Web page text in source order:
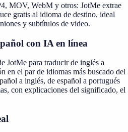
MOV, WebM y otros: JotMe extrae
gratis al idioma de destino, ideal
y subtítulos de video.
con IA en línea
JotMe para traducir de inglés a
en el par de idiomas más buscado del
a inglés, de español a portugués
con explicaciones del significado, el